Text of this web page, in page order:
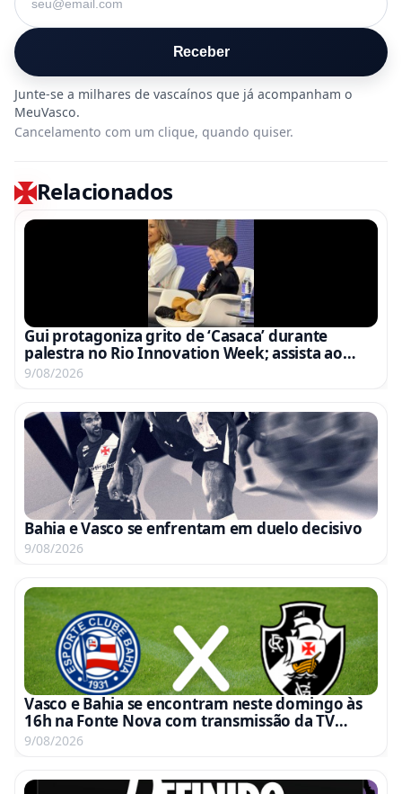
Receber
Cancelamento com um clique, quando quiser.
Relacionados
Gui protagoniza grito de ‘Casaca’ durante
palestra no Rio Innovation Week; assista ao
vídeo
9/08/2026
Bahia e Vasco se enfrentam em duelo decisivo
9/08/2026
Vasco e Bahia se encontram neste domingo às
16h na Fonte Nova com transmissão da TV
Globo e Premiere
9/08/2026